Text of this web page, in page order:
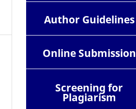
Author Guidelines
Online Submission
Screening for
Plagiarism